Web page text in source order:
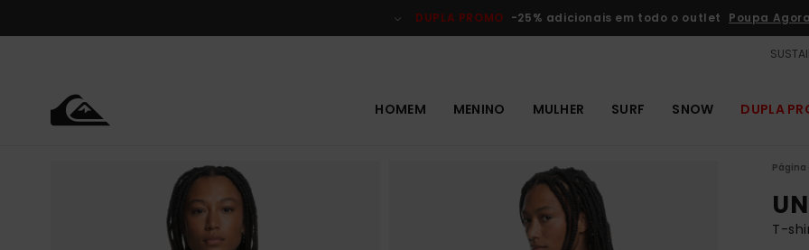
do
DUPLA PROMO -25% adicionais em todo o outlet Poupa Agora
HOMEM MENINO MULHER SURF SNOW DUPLA
Página
T-